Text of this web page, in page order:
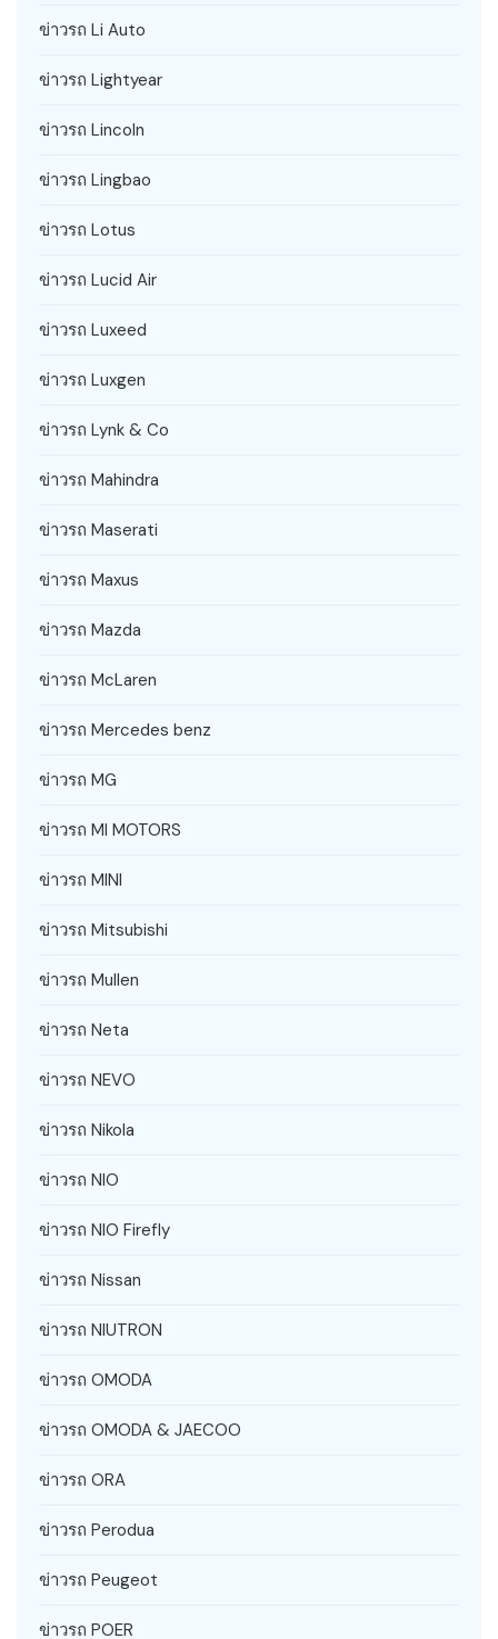
ข่าวรถ Li Auto
ข่าวรถ Lightyear
ข่าวรถ Lincoln
ข่าวรถ Lingbao
ข่าวรถ Lotus
ข่าวรถ Lucid Air
ข่าวรถ Luxeed
ข่าวรถ Luxgen
ข่าวรถ Lynk & Co
ข่าวรถ Mahindra
ข่าวรถ Maserati
ข่าวรถ Maxus
ข่าวรถ Mazda
ข่าวรถ McLaren
ข่าวรถ Mercedes benz
ข่าวรถ MG
ข่าวรถ MI MOTORS
ข่าวรถ MINI
ข่าวรถ Mitsubishi
ข่าวรถ Mullen
ข่าวรถ Neta
ข่าวรถ NEVO
ข่าวรถ Nikola
ข่าวรถ NIO
ข่าวรถ NIO Firefly
ข่าวรถ Nissan
ข่าวรถ NIUTRON
ข่าวรถ OMODA
ข่าวรถ OMODA & JAECOO
ข่าวรถ ORA
ข่าวรถ Perodua
ข่าวรถ Peugeot
ข่าวรถ POER